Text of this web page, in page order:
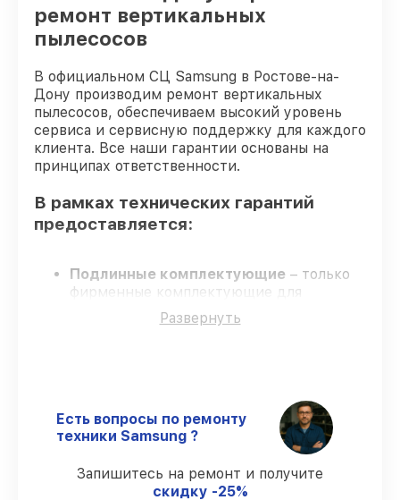
ремонт вертикальных
пылесосов
В официальном СЦ Samsung в Ростове-на-
Дону производим ремонт вертикальных
пылесосов, обеспечиваем высокий уровень
сервиса и сервисную поддержку для каждого
клиента. Все наши гарантии основаны на
принципах ответственности.
В рамках технических гарантий
предоставляется:
Подлинные комплектующие – только
фирменные комплектующие для
обслуживания вертикальных пылесосов.
Квалифицированные специалисты
соблюдаем сроки, согласованные с
клиентом.
Официальная гарантия
– обслуживание
проводится с соблюдением гарантийных
обязательств.
Развернуть
Есть вопросы по ремонту
техники Samsung ?
Запишитесь на ремонт и получите
скидку -25%